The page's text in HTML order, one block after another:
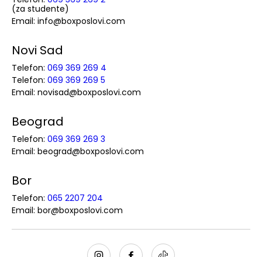
(za studente)
Email: info@boxposlovi.com
Novi Sad
Telefon: 069 369 269 4
Telefon: 069 369 269 5
Email: novisad@boxposlovi.com
Beograd
Telefon: 069 369 269 3
Email: beograd@boxposlovi.com
Bor
Telefon: 065 2207 204
Email: bor@boxposlovi.com